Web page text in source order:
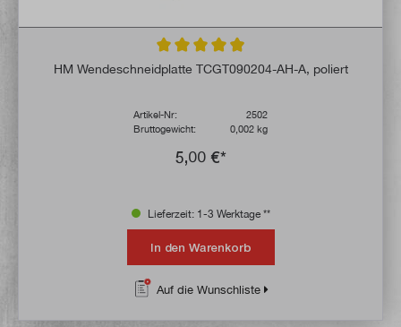
Durchschnittliche Bewertung von 4.9 von
HM Wendeschneidplatte TCGT090204-AH-A, poliert
Artikel-Nr:
2502
Bruttogewicht:
0,002 kg
5,00 €*
Lieferzeit: 1-3 Werktage **
In den Warenkorb
Auf die Wunschliste